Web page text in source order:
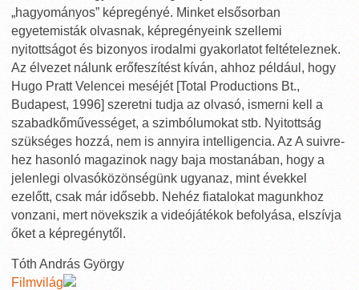
„hagyományos” képregényé. Minket elsősorban
egyetemisták olvasnak, képregényeink szellemi
nyitottságot és bizonyos irodalmi gyakorlatot feltételeznek.
Az élvezet nálunk erőfeszítést kíván, ahhoz például, hogy
Hugo Pratt Velencei meséjét [Total Productions Bt.,
Budapest, 1996] szeretni tudja az olvasó, ismerni kell a
szabadkőművességet, a szimbólumokat stb. Nyitottság
szükséges hozzá, nem is annyira intelligencia. Az A suivre-
hez hasonló magazinok nagy baja mostanában, hogy a
jelenlegi olvasóközönségünk ugyanaz, mint évekkel
ezelőtt, csak már idősebb. Nehéz fiatalokat magunkhoz
vonzani, mert növekszik a videójátékok befolyása, elszívja
őket a képregénytől.
Tóth András György
Filmvilág